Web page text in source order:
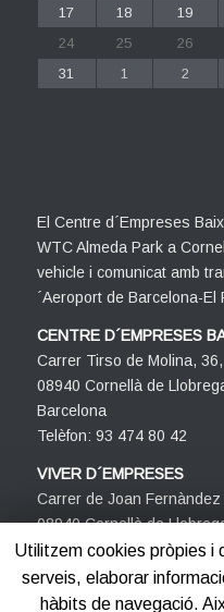
17
18 19
24
25 26
31
1 2
El Centre d´Empreses
WTC Almeda Park a
vehicle i comunicat amb
´Aeroport de Barcelona-
CENTRE D´EMPRESES
Carrer Tirso de Molina, 36,
08940 Cornellà de
Barcelona
Telèfon: 93 474 80 42
VIVER D´EMPRESES
Carrer de Joan Fernàndez
08940 Cornellà de
Barcelona
Telèfon: 93 474 80 42
Utilitzem cookies pròpies i
serveis, elaborar
hàbits de navegació.